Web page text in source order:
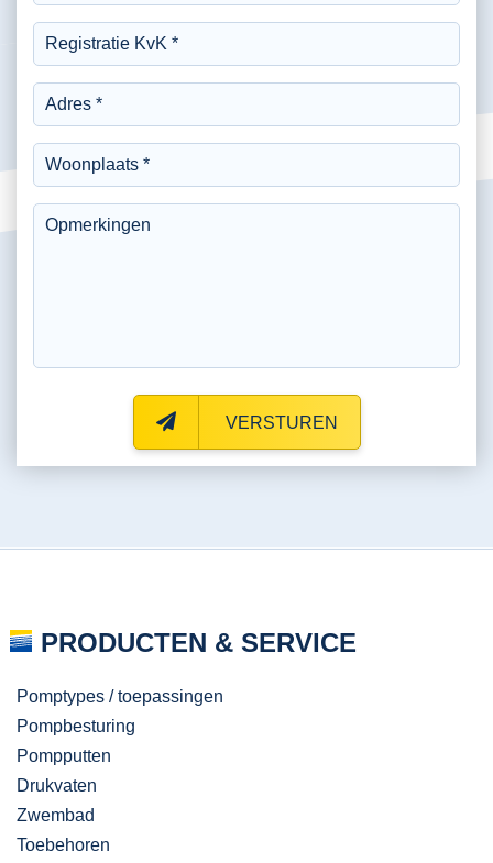
VERSTUREN
PRODUCTEN & SERVICE
Pomptypes / toepassingen
Pompbesturing
Pompputten
Drukvaten
Zwembad
Toebehoren